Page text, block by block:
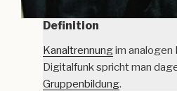
Definition
Kanaltrennungim analogen
Digitalfunk spricht man
Gruppenbildung.